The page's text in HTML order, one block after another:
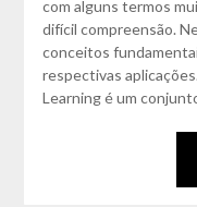
com alguns termos
difícil compreensão.
conceitos
respectivas
Learning é um